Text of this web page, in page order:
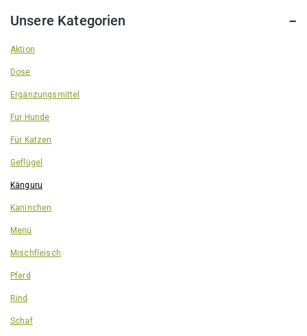
Unsere Kategorien
Aktion
Dose
Ergänzungsmittel
Für Hunde
Für Katzen
Geflügel
Känguru
Kaninchen
Menü
Mischfleisch
Pferd
Rind
Schaf